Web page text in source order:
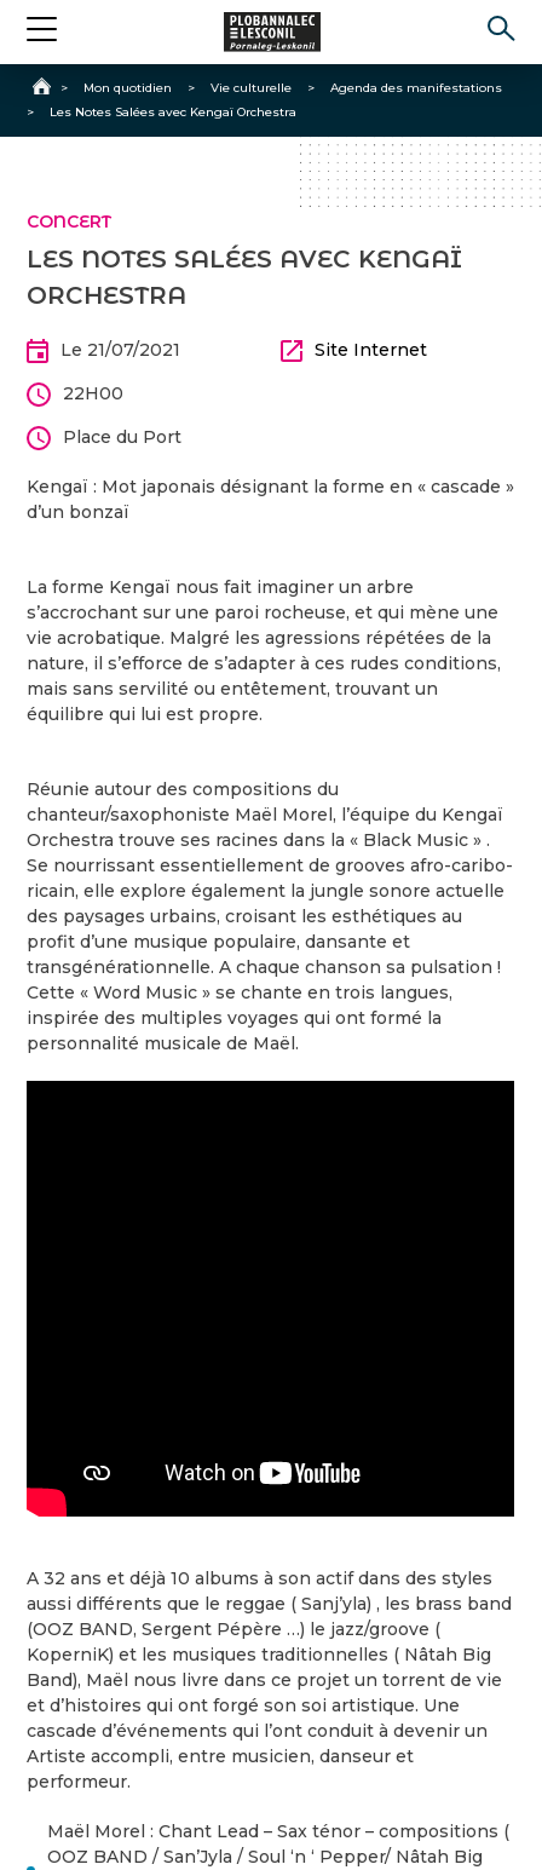
Accueil
> Mon quotidien > Vie culturelle >
Agenda des manifestations
>
Les Notes Salées avec Kengaï Orchestra
CONCERT
LES NOTES SALÉES AVEC KENGAÏ
ORCHESTRA
Le 21/07/2021
22H00
Place du Port
Site Internet
Kengaï : Mot japonais désignant la forme en « cascade »
d’un bonzaï
La forme Kengaï nous fait imaginer un arbre
s’accrochant sur une paroi rocheuse, et qui mène une
vie acrobatique. Malgré les agressions répétées de la
nature, il s’efforce de s’adapter à ces rudes conditions,
mais sans servilité ou entêtement, trouvant un
équilibre qui lui est propre.
Réunie autour des compositions du
chanteur/saxophoniste Maël Morel, l’équipe du Kengaï
Orchestra trouve ses racines dans la « Black Music » .
Se nourrissant essentiellement de grooves afro-caribo-
ricain, elle explore également la jungle sonore actuelle
des paysages urbains, croisant les esthétiques au
profit d’une musique populaire, dansante et
transgénérationnelle. A chaque chanson sa pulsation !
Cette « Word Music » se chante en trois langues,
inspirée des multiples voyages qui ont formé la
personnalité musicale de Maël.
A 32 ans et déjà 10 albums à son actif dans des styles
aussi différents que le reggae ( Sanj’yla) , les brass band
(OOZ BAND, Sergent Pépère …) le jazz/groove (
KoperniK) et les musiques traditionnelles ( Nâtah Big
Band), Maël nous livre dans ce projet un torrent de vie
et d’histoires qui ont forgé son soi artistique. Une
cascade d’événements qui l’ont conduit à devenir un
Artiste accompli, entre musicien, danseur et
performeur.
Maël Morel : Chant Lead – Sax ténor – compositions (
OOZ BAND / San’Jyla / Soul ‘n ‘ Pepper/ Nâtah Big